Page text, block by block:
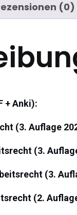
(0)
+ Anki):
(3. Auflage
(3.
(3.
(2.